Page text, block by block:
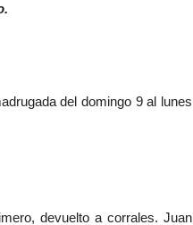
del domingo 9 al lunes
devuelto a corrales. Juan